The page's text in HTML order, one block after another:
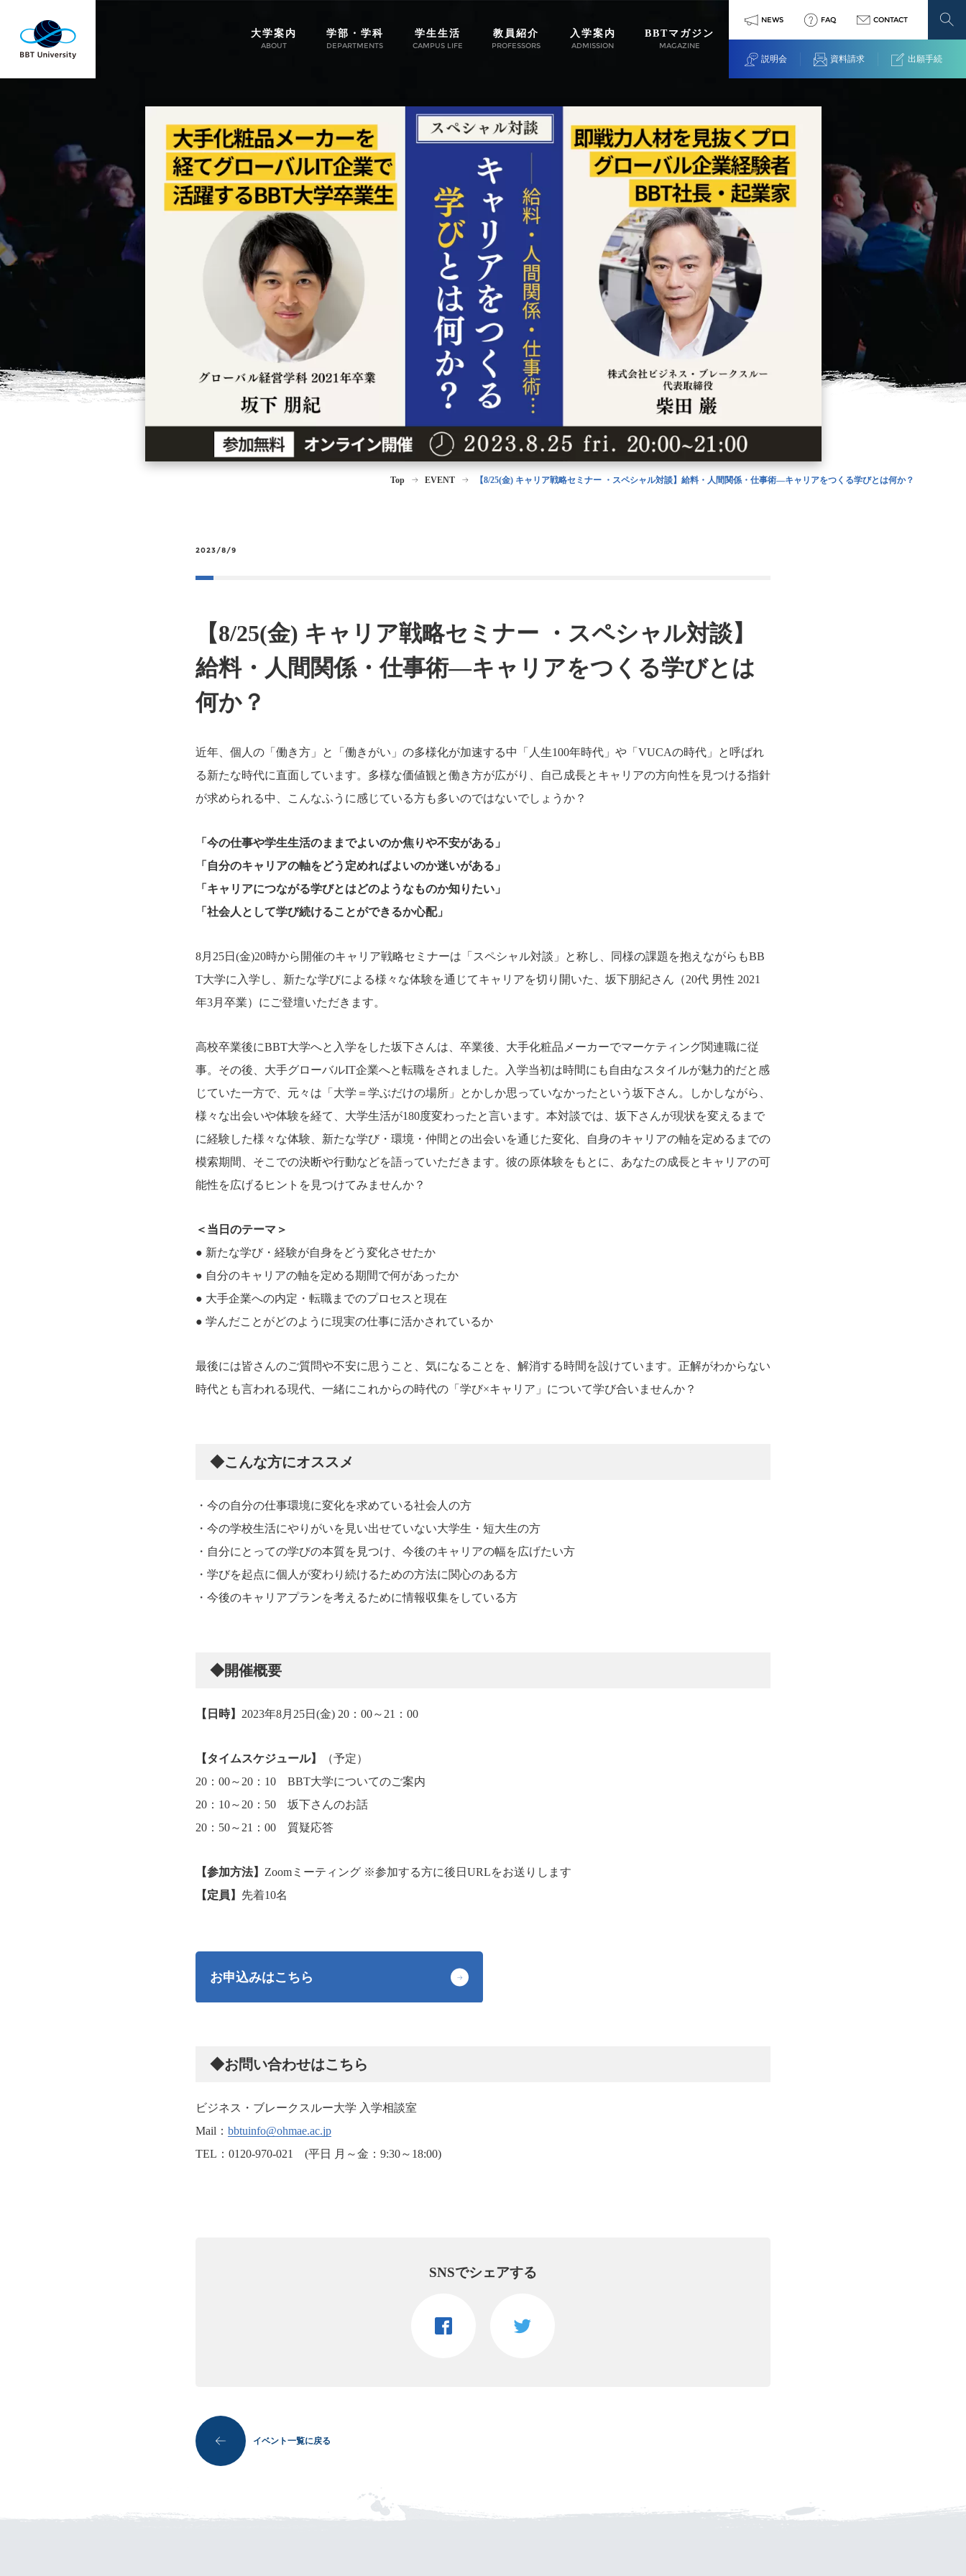
大学案内
ABOUT
学部・学科
DEPARTMENTS
学生生活
CAMPUS LIFE
教員紹介
PROFESSORS
入学案内
ADMISSION
BBTマガジン
MAGAZINE
NEWS FAQ CONTACT
説明会 資料請求 出願手続
Top EVENT 【8/25(金) キャリア戦略セミナー ・スペシャル対談】給料・人間関係・仕事術―キャリアをつくる学びとは何か？
2023/8/9
【8/25(金) キャリア戦略セミナー ・スペシャル対談】
給料・人間関係・仕事術―キャリアをつくる学びとは
何か？
近年、個人の「働き方」と「働きがい」の多様化が加速する中「人生100年時代」や「VUCAの時代」と呼ばれ
る新たな時代に直面しています。多様な価値観と働き方が広がり、自己成長とキャリアの方向性を見つける指針
が求められる中、こんなふうに感じている方も多いのではないでしょうか？
「今の仕事や学生生活のままでよいのか焦りや不安がある」
「自分のキャリアの軸をどう定めればよいのか迷いがある」
「キャリアにつながる学びとはどのようなものか知りたい」
「社会人として学び続けることができるか心配」
8月25日(金)20時から開催のキャリア戦略セミナーは「スペシャル対談」と称し、同様の課題を抱えながらもBB
T大学に入学し、新たな学びによる様々な体験を通じてキャリアを切り開いた、坂下朋紀さん（20代 男性 2021
年3月卒業）にご登壇いただきます。
高校卒業後にBBT大学へと入学をした坂下さんは、卒業後、大手化粧品メーカーでマーケティング関連職に従
事。その後、大手グローバルIT企業へと転職をされました。入学当初は時間にも自由なスタイルが魅力的だと感
じていた一方で、元々は「大学＝学ぶだけの場所」とかしか思っていなかったという坂下さん。しかしながら、
様々な出会いや体験を経て、大学生活が180度変わったと言います。本対談では、坂下さんが現状を変えるまで
に経験した様々な体験、新たな学び・環境・仲間との出会いを通じた変化、自身のキャリアの軸を定めるまでの
模索期間、そこでの決断や行動などを語っていただきます。彼の原体験をもとに、あなたの成長とキャリアの可
能性を広げるヒントを見つけてみませんか？
＜当日のテーマ＞
● 新たな学び・経験が自身をどう変化させたか
● 自分のキャリアの軸を定める期間で何があったか
● 大手企業への内定・転職までのプロセスと現在
● 学んだことがどのように現実の仕事に活かされているか
最後には皆さんのご質問や不安に思うこと、気になることを、解消する時間を設けています。正解がわからない
時代とも言われる現代、一緒にこれからの時代の「学び×キャリア」について学び合いませんか？
◆こんな方にオススメ
・今の自分の仕事環境に変化を求めている社会人の方
・今の学校生活にやりがいを見い出せていない大学生・短大生の方
・自分にとっての学びの本質を見つけ、今後のキャリアの幅を広げたい方
・学びを起点に個人が変わり続けるための方法に関心のある方
・今後のキャリアプランを考えるために情報収集をしている方
◆開催概要
【日時】 2023年8月25日(金) 20：00～21：00
【タイムスケジュール】
（予定）
20：00～20：10 BBT大学についてのご案内
20：10～20：50 坂下さんのお話
20：50～21：00 質疑応答
【参加方法】 Zoomミーティング ※参加する方に後日URLをお送りします
【定員】 先着10名
お申込みはこちら
◆お問い合わせはこちら
ビジネス・ブレークスルー大学 入学相談室
Mail： bbtuinfo@ohmae.ac.jp
TEL：0120-970-021 (平日 月～金：9:30～18:00)
SNSでシェアする
イベント一覧に戻る